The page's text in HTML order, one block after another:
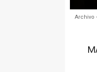
Archivo